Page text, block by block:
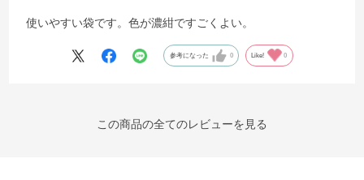
使いやすい袋です。色が濃紺ですごくよい。
参考になった 0 Like! 0
この商品の全てのレビューを見る